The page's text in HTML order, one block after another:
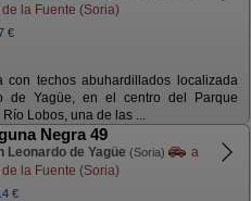
la Fuente (Soria)
€
con techos abuhardillados localizada
de Yagüe, en el centro del Parque
Lobos, una de las ...
Negra 49
Leonardo de Yagüe (Soria)
a
la Fuente (Soria)
€